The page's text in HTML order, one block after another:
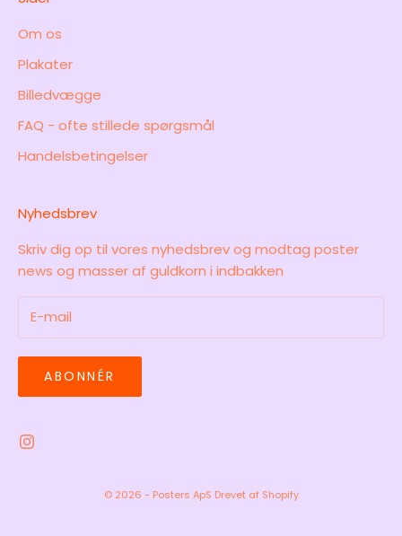
Om os
Plakater
Billedvægge
FAQ - ofte stillede spørgsmål
Handelsbetingelser
Nyhedsbrev
Skriv dig op til vores nyhedsbrev og modtag poster
news og masser af guldkorn i indbakken
ABONNÉR
© 2026 - Posters ApS Drevet af Shopify